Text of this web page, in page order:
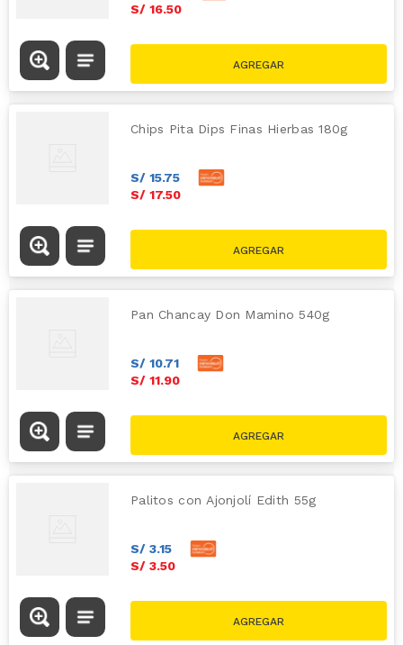
S/ 16.50
Chips Pita Dips Finas Hierbas 180g
S/ 15.75
S/ 17.50
Pan Chancay Don Mamino 540g
S/ 10.71
S/ 11.90
Palitos con Ajonjolí Edith 55g
S/ 3.15
S/ 3.50